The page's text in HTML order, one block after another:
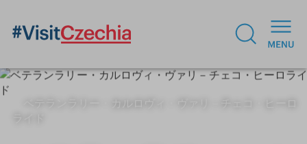
ベテランラリー・カルロヴィ・ヴァリ－チェコ・ヒーロ